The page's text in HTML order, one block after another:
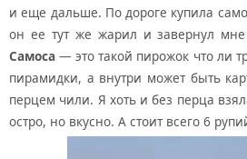
и еще дальше. По дороге купила
он ее тут же жарил и завернул мне
Самоса — это такой пирожок что ли
пирамидки, а внутри может быть
перцем чили. Я хоть и без перца
остро, но вкусно. А стоит всего 6